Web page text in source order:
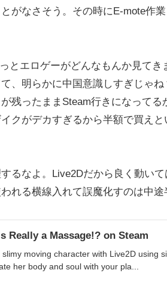
がなさそう。その時にE-mote作
とエロゲーがどんなもんか見てき
、明らかに中国意識しすぎじゃ
残ったままSteam行きになって
クがデカすぎるから半額で買え
るなよ。Live2Dだから良く動い
れる横線入れて誤魔化すのは中途
Really a Massage!? on Steam
slimy moving character with Live2D using
her body and soul with your pla...